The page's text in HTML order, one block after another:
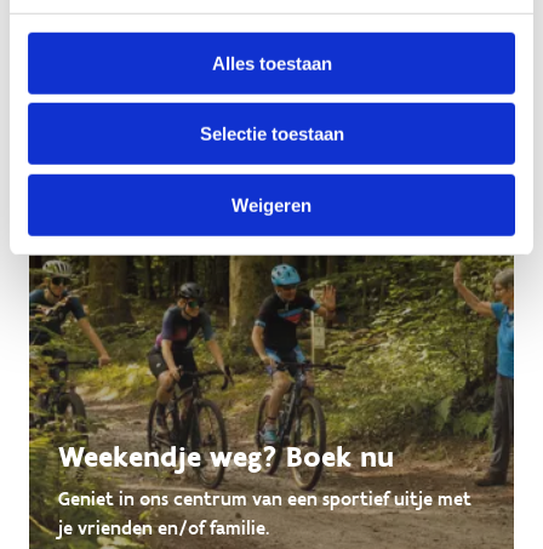
Alles toestaan
Selectie toestaan
Weigeren
minstens 3 personen
Weekendje weg? Boek nu
Geniet in ons centrum van een sportief uitje met
je vrienden en/of familie.